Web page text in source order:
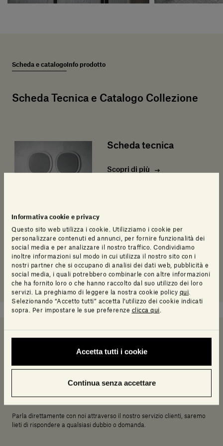
Informativa cookie e privacy
Questo sito web utilizza i cookie. Utilizziamo i cookie per
personalizzare contenuti ed annunci, per fornire funzionalità dei
social media e per analizzare il nostro traffico. Condividiamo
inoltre informazioni sul modo in cui utilizza il nostro sito con i
nostri partner che si occupano di analisi dei dati web, pubblicità e
social media, i quali potrebbero combinarle con altre informazioni
che ha fornito loro o che hanno raccolto dal suo utilizzo dei loro
servizi. La preghiamo di leggere la nostra cookie policy qui
Selezionando “Accetto tutti” accetta l’utilizzo dei cookie indicati
sopra. Per impostare le sue preferenze clicca qui
Accetta tutti i cookie
Continua senza accettare
Scheda e catalogo Info prodotto
Scheda Tecnica e Catalogo Collezione
Scheda tecnica
Scopri di più
Serve un aiuto a decidere?
Parla direttamente con noi attraverso il nostro servizio clienti, saremo
lieti di rispondere a qualsiasi dubbio o domanda.